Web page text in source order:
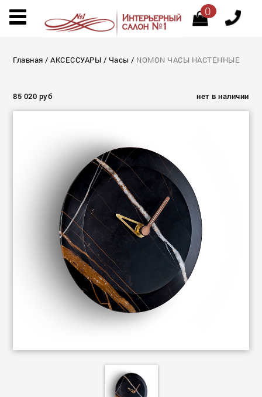
0
Главная /АКСЕССУАРЫ / Часы / NOMON ЧАСЫ НАСТЕННЫЕ
85 020 руб нет в наличии